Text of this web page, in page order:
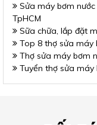
Sửa máy bơm
TpHCM
Sữa chữa, lắp đặt
Top 8 thợ sửa máy
Thợ sửa máy bơm
Tuyển thợ sửa máy